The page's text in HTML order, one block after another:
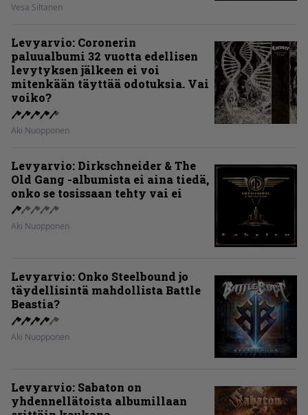
Vesa Siltanen
Levyarvio: Coronerin
paluualbumi 32 vuotta edellisen
levytyksen jälkeen ei voi
mitenkään täyttää odotuksia. Vai
voiko?
Aki Nuopponen
Levyarvio: Dirkschneider & The
Old Gang -albumista ei aina tiedä,
onko se tosissaan tehty vai ei
Aki Nuopponen
Levyarvio: Onko Steelbound jo
täydellisintä mahdollista Battle
Beastia?
Aki Nuopponen
Levyarvio: Sabaton on
yhdennellätoista albumillaan